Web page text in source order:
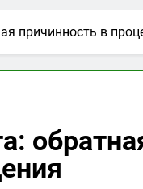
причинность в